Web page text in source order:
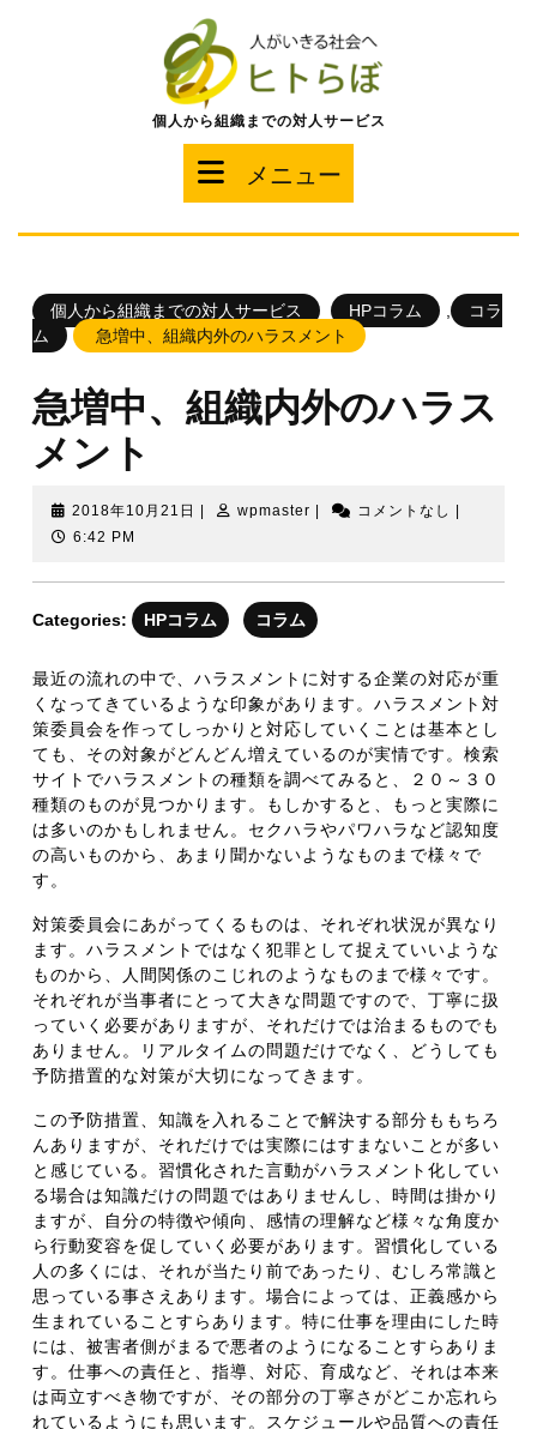
プ
個人から組織までの対人サービス
メニュー
ニ
ー
個人から組織までの対人サービス HPコラム
コラ
ム
急増中、組織内外のハラスメント
急増中、組織内外のハラス
メント
2018年10月21日
2018
21
日
wpmaster wpmasterコメントなし
6:42 PM
Categories: HPコラム コラム
最近の流れの中で、ハラスメントに対する企業の対応が重
くなってきているような印象があります。ハラスメント対
策委員会を作ってしっかりと対応していくことは基本とし
ても、その対象がどんどん増えているのが実情です。検索
サイトでハラスメントの種類を調べてみると、２０～３０
種類のものが見つかります。もしかすると、もっと実際に
は多いのかもしれません。セクハラやパワハラなど認知度
の高いものから、あまり聞かないようなものまで様々で
す。
対策委員会にあがってくるものは、それぞれ状況が異なり
ます。ハラスメントではなく犯罪として捉えていいような
ものから、人間関係のこじれのようなものまで様々です。
それぞれが当事者にとって大きな問題ですので、丁寧に扱
っていく必要がありますが、それだけでは治まるものでも
ありません。リアルタイムの問題だけでなく、どうしても
予防措置的な対策が大切になってきます。
この予防措置、知識を入れることで解決する部分ももちろ
んありますが、それだけでは実際にはすまないことが多い
と感じている。習慣化された言動がハラスメント化してい
る場合は知識だけの問題ではありませんし、時間は掛かり
ますが、自分の特徴や傾向、感情の理解など様々な角度か
ら行動変容を促していく必要があります。習慣化している
人の多くには、それが当たり前であったり、むしろ常識と
思っている事さえあります。場合によっては、正義感から
生まれていることすらあります。特に仕事を理由にした時
には、被害者側がまるで悪者のようになることすらありま
す。仕事への責任と、指導、対応、育成など、それは本来
は両立すべき物ですが、その部分の丁寧さがどこか忘れら
れているようにも思います。スケジュールや品質への責任